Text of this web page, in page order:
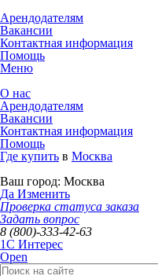
Арендодателям
Вакансии
Контактная информация
Помощь
Меню
О нас
Арендодателям
Вакансии
Контактная информация
Помощь
Где купить в Москва
Ваш город: Москва
Да Изменить
Проверка статуса заказа
Задать вопрос
8 (800)-333-42-63
1C Интерес
Open